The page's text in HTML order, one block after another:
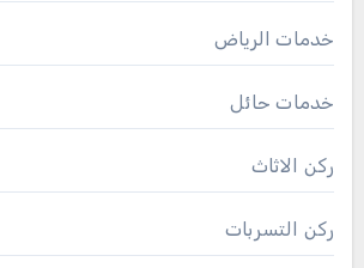
خدمات الرياض
خدمات حائل
ركن الاثاث
ركن التسربات